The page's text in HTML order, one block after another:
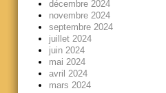
décembre 2024
novembre 2024
septembre 2024
juillet 2024
juin 2024
mai 2024
avril 2024
mars 2024